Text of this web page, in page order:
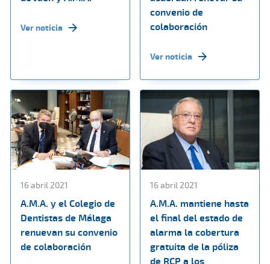
Ver noticia
convenio de
colaboración
Ver noticia
16 abril 2021
A.M.A. y el Colegio de
Dentistas de Málaga
renuevan su convenio
de colaboración
16 abril 2021
A.M.A. mantiene hasta
el final del estado de
alarma la cobertura
gratuita de la póliza
de RCP a los